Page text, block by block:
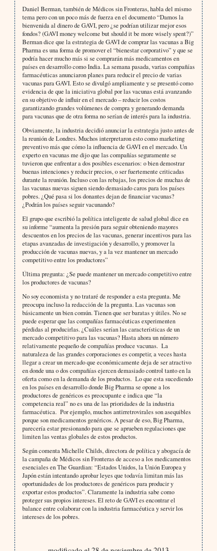
Daniel Berman, también de Médicos sin Fronteras, habla del mismo
tema pero con un poco más de fuerza en el documento “Damos la
bienvenida al dinero de GAVI, pero ¿se podrían utilizar mejor esos
fondos? (GAVI money welcome but should it be more wisely spent?)”
Berman dice que la estrategia de GAVI de comprar las vacunas a Big
Pharma es una forma de promover el “bienestar corporativo” y que se
podría hacer mucho más si se comprarán más medicamentos en
países en desarrollo como India. La semana pasada, varias compañías
farmacéuticas anunciaron planes para reducir el precio de varias
vacunas para GAVI. Esto se divulgó ampliamente y se presentó como
evidencia de que la iniciativa global por las vacunas está avanzando
en su objetivo de influir en el mercado – reducir los costos
garantizando grandes volúmenes de compra y generando demanda
para vacunas que de otra forma no serían de interés para la industria.
Obviamente, la industria decidió anunciar la estrategia justo antes de
la reunión de Londres. Muchos interpretaron esto como marketing
preventivo más que cómo la influencia de GAVI en el mercado. Un
experto en vacunas me dijo que las compañías seguramente se
tuvieron que enfrentar a dos posibles escenarios: o bien demostrar
buenas intenciones y reducir precios, o ser fuertemente criticadas
durante la reunión. Incluso con las rebajas, los precios de muchas de
las vacunas nuevas siguen siendo demasiado caros para los países
pobres. ¿Qué pasa si los donantes dejan de financiar vacunas?
¿Podrán los países seguir vacunando?
El grupo que escribió la política inteligente de salud global dice en
su informe “aumenta la presión para seguir obteniendo mayores
descuentos en los precios de las vacunas, generar incentivos para las
etapas avanzadas de investigación y desarrollo, y promover la
producción de vacunas nuevas, y a la vez mantener un mercado
competitivo entre los productores”
Última pregunta: ¿Se puede mantener un mercado competitivo entre
los productores de vacunas?
No soy economista y no trataré de responder a esta pregunta. Me
preocupa incluso la redacción de la pregunta. Las vacunas son
básicamente un bien común. Tienen que ser baratas y útiles. No se
puede esperar que las compañías farmacéuticas experimenten
pérdidas al producirlas. ¿Cuáles serían las características de un
mercado competitivo para las vacunas? Hasta ahora un número
relativamente pequeño de compañías produce vacunas. La
naturaleza de las grandes corporaciones es competir, a veces hasta
llegar a crear un mercado que económicamente deja de ser atractivo
en donde una o dos compañías ejercen demasiado control tanto en la
oferta como en la demanda de los productos. Lo que esta sucediendo
en los países en desarrollo donde Big Pharma se opone a los
productores de genéricos es preocupante e indica que “la
competencia real” no es una de las prioridades de la industria
farmacéutica. Por ejemplo, muchos antirretrovirales son asequibles
porque son medicamentos genéricos. A pesar de eso, Big Pharma,
parecería estar presionando para que se aprueben regulaciones que
limiten las ventas globales de estos productos.
Según comenta Michelle Childs, directora de política y abogacía de
la campaña de Médicos sin Fronteras de acceso a los medicamentos
esenciales en The Guardian: “Estados Unidos, la Unión Europea y
Japón están intentando aprobar leyes que todavía limitan más las
oportunidades de los productores de genéricos para producir y
exportar estos productos”. Claramente la industria sabe como
proteger sus propios intereses. El reto de GAVI es encontrar el
balance entre colaborar con la industria farmacéutica y servir los
intereses de los pobres.